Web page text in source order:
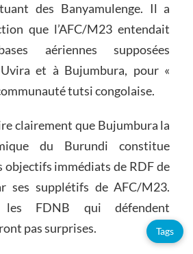
des Banyamulenge. Il a
que l’AFC/M23 entendait
aériennes supposées
et à Bujumbura, pour «
tutsi congolaise.
clairement que Bujumbura la
du Burundi constitue
objectifs immédiats de RDF de
ses supplétifs de AFC/M23.
les FDNB qui défendent
pas surprises.
Tags